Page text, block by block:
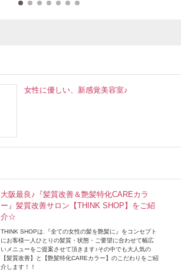
女性に優しい、新感覚美容室♪
大阪最良♪『髪質改善＆艶髪特化CAREカラ
ー』髪質改善サロン【THINK SHOP】をご紹
介☆
THINK SHOPは.『全ての女性の髪を艶髪に』をコンセプト
にお客様一人ひとりの髪質・状態・ご要望に合わせて幅広
いメニューをご提案させて頂きます♪その中でも大人気の
【髪質改善】と【艶髪特化CAREカラー】のこだわりをご紹
介します！！